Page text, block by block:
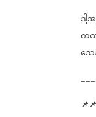
ဒါ့
ကထ
သေ
📌📌